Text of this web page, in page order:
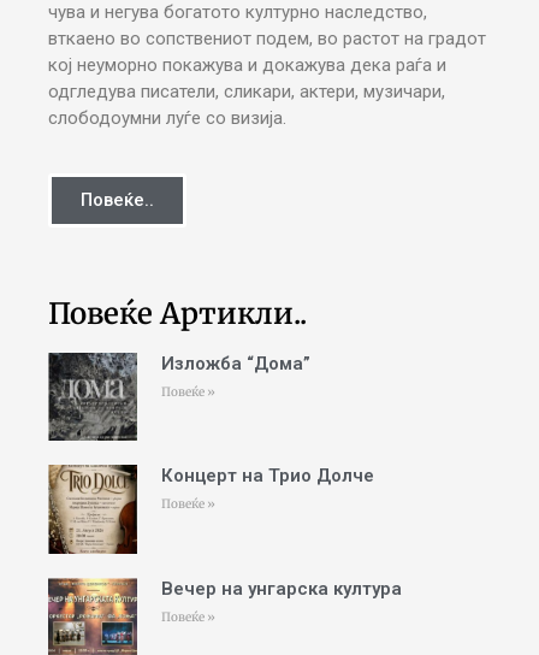
чува и негува богатото културно наследство,
вткаено во сопствениот подем, во растот на градот
кој неуморно покажува и докажува дека раѓа и
одгледува писатели, сликари, актери, музичари,
слободоумни луѓе со визија.
Повеќе..
Повеќе Артикли..
Изложба “Дома”
Повеќе »
Концерт на Трио Долче
Повеќе »
Вечер на унгарска култура
Повеќе »